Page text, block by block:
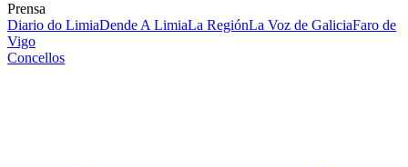
Prensa
Diario do LimiaDende A LimiaLa RegiónLa Voz de GaliciaFaro de
Vigo
Concellos